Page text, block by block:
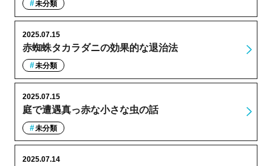
未分類
赤蜘蛛タカラダニの効果的な退治法
2025.07.15
未分類
庭で遭遇真っ赤な小さな虫の話
2025.07.15
未分類
2025.07.14